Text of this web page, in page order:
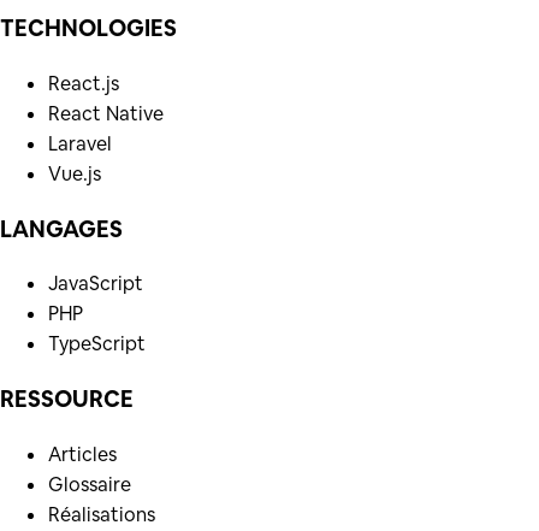
TECHNOLOGIES
React.js
React Native
Laravel
Vue.js
LANGAGES
JavaScript
PHP
TypeScript
RESSOURCE
Articles
Glossaire
Réalisations